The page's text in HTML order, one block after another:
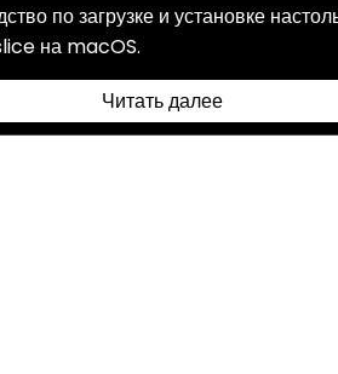
по загрузке и установке
на macOS.
Читать далее